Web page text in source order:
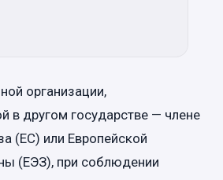
организации,
в другом государстве — члене
(ЕС) или Европейской
(ЕЭЗ), при соблюдении